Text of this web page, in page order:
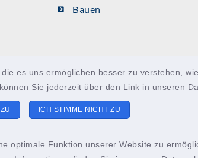
es uns ermöglichen besser zu verstehen,
Sie jederzeit über den Link in unseren
ICH STIMME NICHT ZU
optimale Funktion unserer Website zu
Bauen